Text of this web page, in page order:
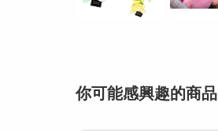
你可能感興趣的商品